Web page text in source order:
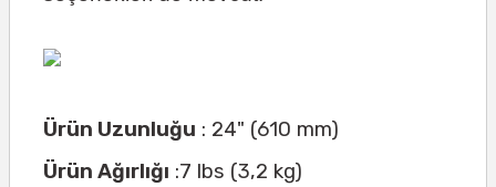
Ürün Uzunluğu : 24" (610 mm)
Ürün Ağırlığı :7 lbs (3,2 kg)